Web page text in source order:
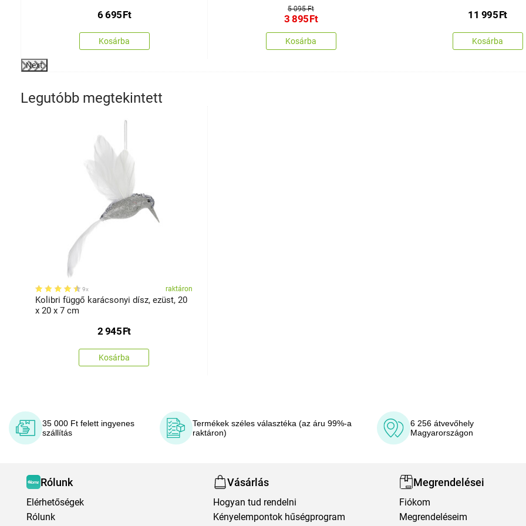
6 695Ft
Kosárba
5 095 Ft
3 895Ft
Kosárba
11 995Ft
Kosárba
Next
Legutóbb megtekintett
9x raktáron
Kolibri függő karácsonyi dísz, ezüst, 20
x 20 x 7 cm
2 945Ft
Kosárba
35 000 Ft felett ingyenes
szállítás
Termékek széles választéka (az áru 99%-a
raktáron)
6 256 átvevőhely
Magyarországon
Rólunk
Elérhetőségek
Rólunk
Vásárlás
Hogyan tud rendelni
Kényelempontok hűségprogram
Megrendelései
Fiókom
Megrendeléseim